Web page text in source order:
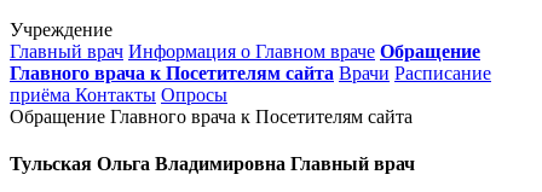
Учреждение
Главный врач Информация о Главном враче Обращение
Главного врача к Посетителям сайта Врачи Расписание
приёма Контакты Опросы
Обращение Главного врача к Посетителям сайта
Тульская Ольга Владимировна Главный врач